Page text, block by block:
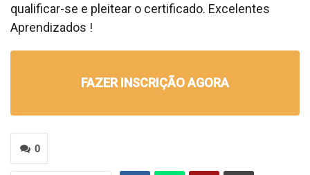
qualificar-se e pleitear o certificado. Excelentes
Aprendizados !
FAZER INSCRIÇÃO AGORA
0